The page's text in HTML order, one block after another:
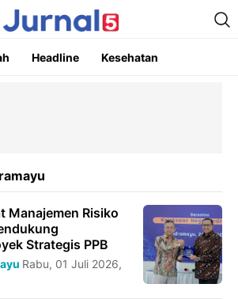
Headline Kesehatan
Manajemen Risiko
Strategis PPB
Rabu, 01 Juli 2026,